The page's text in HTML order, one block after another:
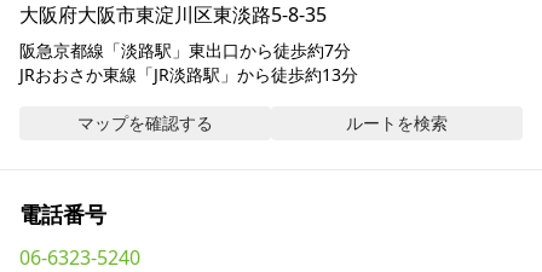
Contact us in English
大阪府大阪市東淀川区東淡路5-8-35
阪急京都線「淡路駅」東出口から徒歩約7分
JRおおさか東線「JR淡路駅」から徒歩約13分
マップを確認する ルートを検索
電話番号
06-6323-5240